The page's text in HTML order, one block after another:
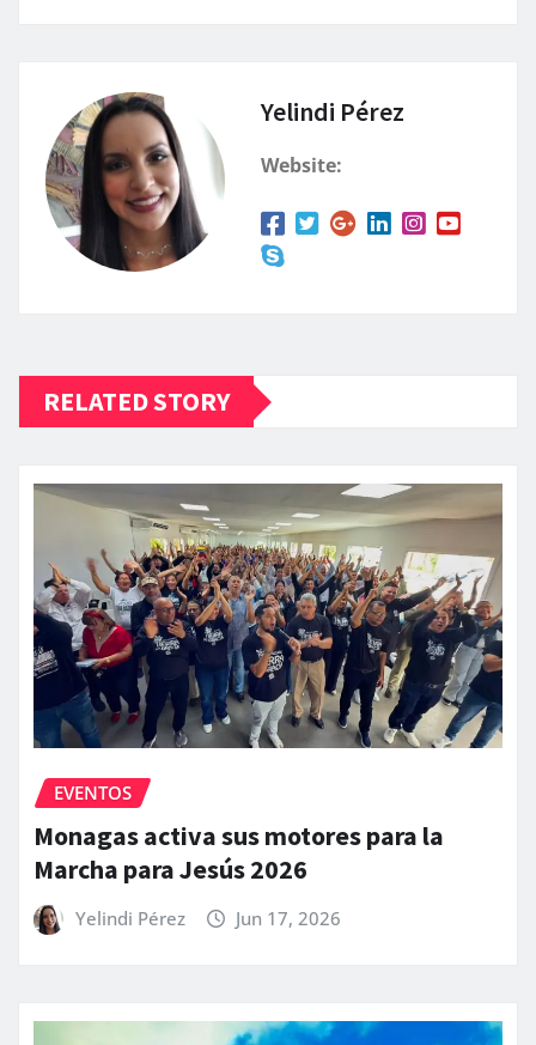
Yelindi Pérez
Website:
RELATED STORY
EVENTOS
Monagas activa sus motores para la
Marcha para Jesús 2026
Yelindi Pérez Jun 17, 2026